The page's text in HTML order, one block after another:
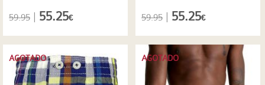
59.95 55.25€ 59.95 55.25€
AGOTADO AGOTADO